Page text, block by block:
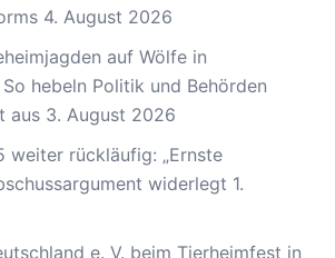
4. August 2026
auf Wölfe in
hebeln Politik und Behörden
aus 3. August 2026
weiter rückläufig: „Ernste
widerlegt 1.
e. V. beim Tierheimfest in